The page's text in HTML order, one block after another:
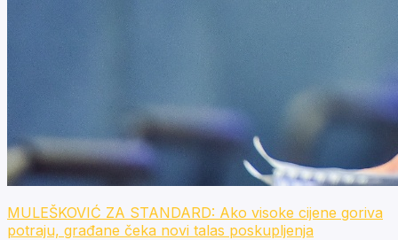
MULEŠKOVIĆ ZA STANDARD: Ako visoke cijene goriva
potraju, građane čeka novi talas poskupljenja